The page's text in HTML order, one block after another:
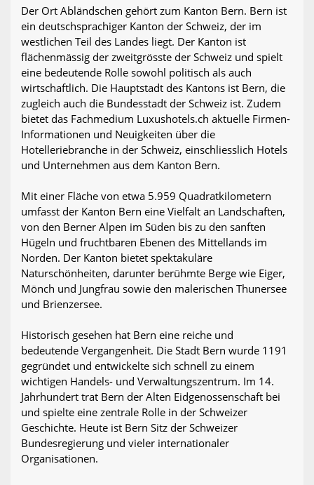
Der Ort Abländschen gehört zum Kanton Bern. Bern ist
ein deutschsprachiger Kanton der Schweiz, der im
westlichen Teil des Landes liegt. Der Kanton ist
flächenmässig der zweitgrösste der Schweiz und spielt
eine bedeutende Rolle sowohl politisch als auch
wirtschaftlich. Die Hauptstadt des Kantons ist Bern, die
zugleich auch die Bundesstadt der Schweiz ist. Zudem
bietet das Fachmedium Luxushotels.ch aktuelle Firmen-
Informationen und Neuigkeiten über die
Hotelleriebranche in der Schweiz, einschliesslich Hotels
und Unternehmen aus dem Kanton Bern.
Mit einer Fläche von etwa 5.959 Quadratkilometern
umfasst der Kanton Bern eine Vielfalt an Landschaften,
von den Berner Alpen im Süden bis zu den sanften
Hügeln und fruchtbaren Ebenen des Mittellands im
Norden. Der Kanton bietet spektakuläre
Naturschönheiten, darunter berühmte Berge wie Eiger,
Mönch und Jungfrau sowie den malerischen Thunersee
und Brienzersee.
Historisch gesehen hat Bern eine reiche und
bedeutende Vergangenheit. Die Stadt Bern wurde 1191
gegründet und entwickelte sich schnell zu einem
wichtigen Handels- und Verwaltungszentrum. Im 14.
Jahrhundert trat Bern der Alten Eidgenossenschaft bei
und spielte eine zentrale Rolle in der Schweizer
Geschichte. Heute ist Bern Sitz der Schweizer
Bundesregierung und vieler internationaler
Organisationen.